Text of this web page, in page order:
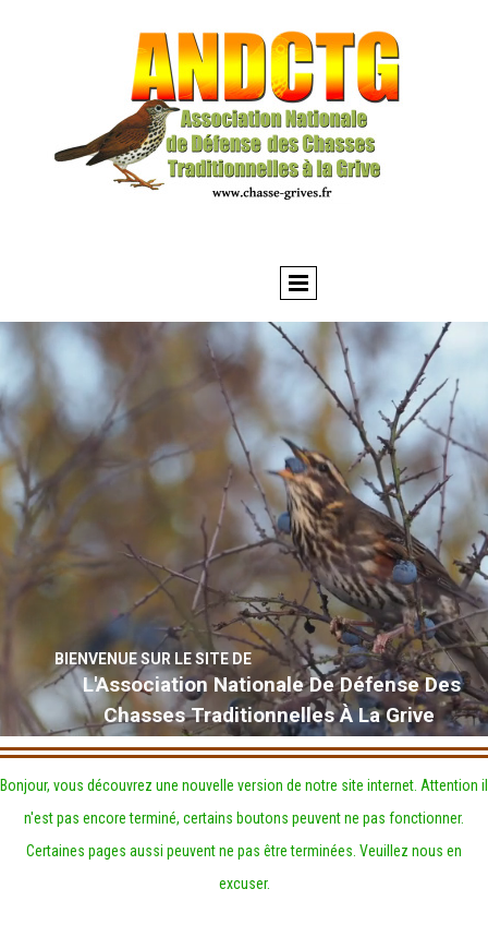
BIENVENUE SUR LE SITE DE
L'Association Nationale De Défense Des
Chasses Traditionnelles À La Grive
Bonjour, vous découvrez une nouvelle version de notre site internet. Attention il
n'est pas encore terminé, certains boutons peuvent ne pas fonctionner.
Certaines pages aussi peuvent ne pas être terminées. Veuillez nous en
excuser.